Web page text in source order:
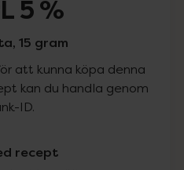
5 %
15 gram
att kunna köpa denna
kan du handla genom
ID.
recept